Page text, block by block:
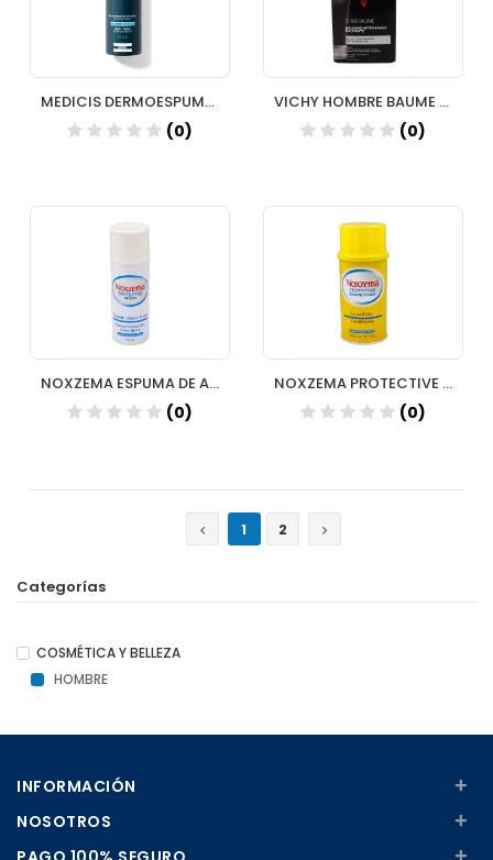
MEDICIS DERMOESPUMA DE AFEITAR 50 ML
(0)
VICHY HOMBRE BAUME CA 75 ML
(0)
NOXZEMA ESPUMA DE AFEITAR 50 ML
(0)
NOXZEMA PROTECTIVE SHAVE COCOA BUTTER Y VIT E 300 ML
(0)
1 2
Categorías
COSMÉTICA Y BELLEZA
HOMBRE
INFORMACIÓN +
NOSOTROS +